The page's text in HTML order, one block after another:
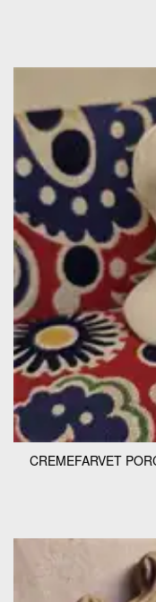
CREMEFARVET